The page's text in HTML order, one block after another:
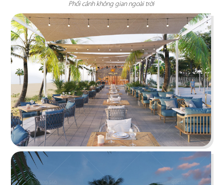
ÁN
SHOWROOM
TIN
TỨC
LIÊN
HỆ
THE STREET "NHẬU CÓ CHẤT"
The Street được dựa trên văn hóa vỉa hè độc
đáo, xen lẫn hơi thở của đường phố, mang đến
vẻ đẹp Việt Nam đặc trưng cho thực khách
Chi tiết
Phối cảnh không gian ngoài trời